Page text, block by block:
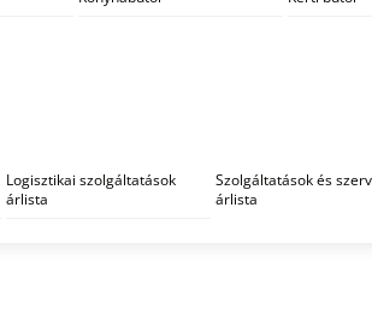
Logisztikai szolgáltatások
árlista
Szolgáltatások és
árlista